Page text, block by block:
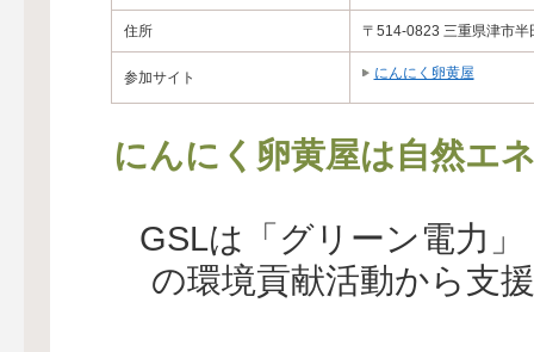
住所 〒514-0823 三重県津市半
参加サイト にんにく卵黄屋
にんにく卵黄屋は自然エ
GSLは「グリーン電力
の環境貢献活動から支